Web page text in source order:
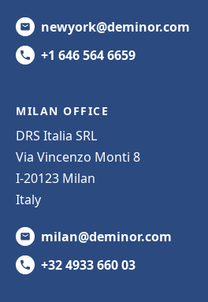
newyork@deminor.com
+1 646 564 6659
MILAN OFFICE
DRS Italia SRL
Via Vincenzo Monti 8
I-20123 Milan
Italy
milan@deminor.com
+32 4933 660 03